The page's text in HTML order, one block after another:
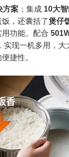
方案 ：集成 10大
，还囊括了煲仔
功能。配合
实现一机多用，大
捷性。